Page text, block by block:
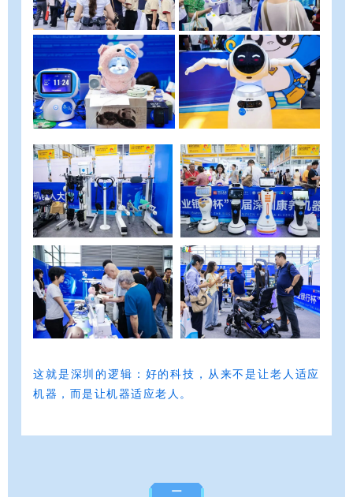
这就是深圳的逻辑： 好的科技 ，从来不是让老人适应
机器， 而是让机器适应老人。